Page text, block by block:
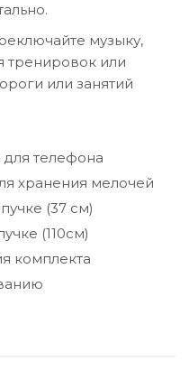
музыку,
тренировок или
или занятий
телефона
хранения мелочей
(37 см)
(110см)
комплекта